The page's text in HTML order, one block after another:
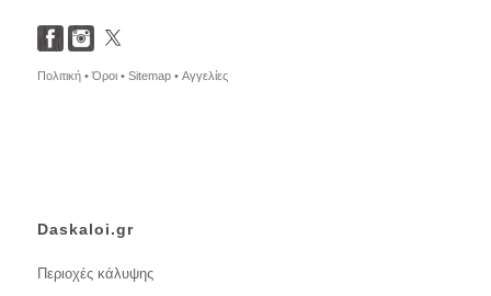
Πολιτική •Όροι • Sitemap • Αγγελίες
Daskaloi.gr
Περιοχές κάλυψης